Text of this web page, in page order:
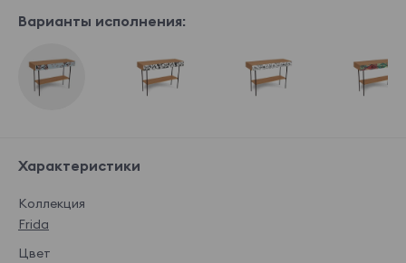
Варианты исполнения:
Характеристики
Коллекция
Frida
Цвет